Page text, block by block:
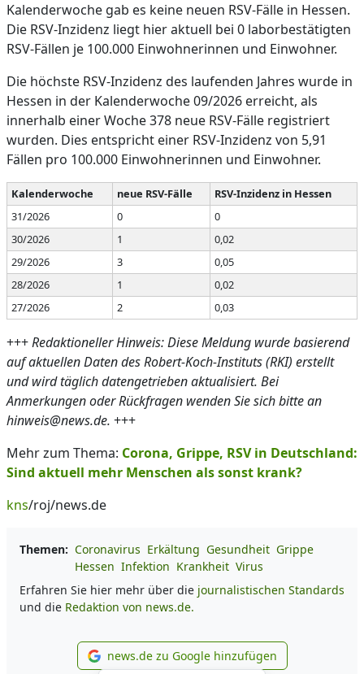
Kalenderwoche gab es keine neuen RSV-Fälle in Hessen.
Die RSV-Inzidenz liegt hier aktuell bei 0 laborbestätigten
RSV-Fällen je 100.000 Einwohnerinnen und Einwohner.
Die höchste RSV-Inzidenz des laufenden Jahres wurde in
Hessen in der Kalenderwoche 09/2026 erreicht, als
innerhalb einer Woche 378 neue RSV-Fälle registriert
wurden. Dies entspricht einer RSV-Inzidenz von 5,91
Fällen pro 100.000 Einwohnerinnen und Einwohner.
Kalenderwoche neue RSV-Fälle
RSV-Inzidenz in Hessen
31/2026
0
0
30/2026
1
0,02
29/2026
3
0,05
28/2026
1
0,02
27/2026
2 0,03
+++Redaktioneller Hinweis: Diese Meldung wurde basierend
auf aktuellen Daten des Robert-Koch-Instituts (RKI) erstellt
und wird täglich datengetrieben aktualisiert. Bei
Anmerkungen oder Rückfragen wenden Sie sich bitte an
hinweis@news.de. +++
Mehr zum Thema: Corona, Grippe, RSV in Deutschland:
Sind aktuell mehr Menschen als sonst krank?
kns/roj/news.de
Themen: Coronavirus Erkältung Gesundheit Grippe
Hessen Infektion Krankheit Virus
Erfahren Sie hier mehr über die journalistischen Standards
und die Redaktion von news.de.
news.de zu Google
news.de zu Google hinzufügen